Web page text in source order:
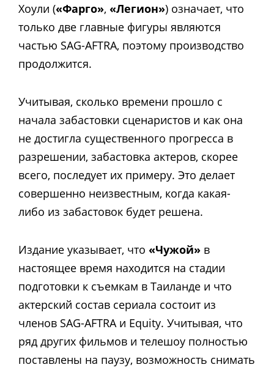
Хоули («Фарго», «Легион») означает, что
только две главные фигуры являются
частью SAG-AFTRA, поэтому производство
продолжится.
Учитывая, сколько времени прошло с
начала забастовки сценаристов и как она
не достигла существенного прогресса в
разрешении, забастовка актеров, скорее
всего, последует их примеру. Это делает
совершенно неизвестным, когда какая-
либо из забастовок будет решена.
Издание указывает, что «Чужой» в
настоящее время находится на стадии
подготовки к съемкам в Таиланде и что
актерский состав сериала состоит из
членов SAG-AFTRA и Equity. Учитывая, что
ряд других фильмов и телешоу полностью
поставлены на паузу, возможность снимать